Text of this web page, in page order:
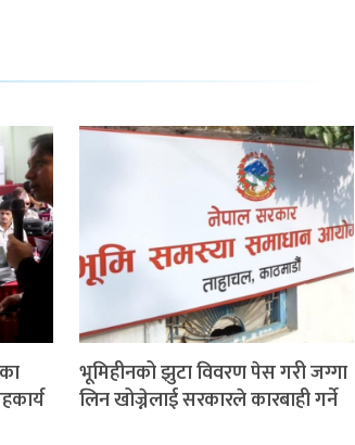
भूमिहीनको झुटा विवरण पेस गरी जग्गा
लिन खोज्नेलाई सरकारले कारबाही गर्ने